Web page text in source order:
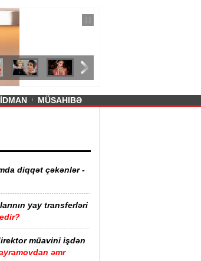
tənqid olundu -
İDMAN MÜSAHIBƏ
diqqət çəkənlər -
yay transferləri
müavini işdən
əmr